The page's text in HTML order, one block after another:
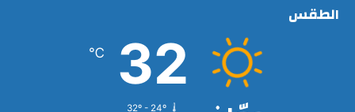
الطقس
32
℃
32º - 24º